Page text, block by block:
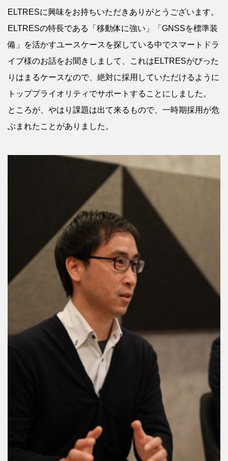
ELTRESに興味をお持ちいただきありがとうございます。
ELTRESの特長である「移動体に強い」「GNSSを標準装
備」を活かすユースケースを探している中でスマートドラ
イブ様のお話をお聞きしまして、これはELTRESがぴった
りはまるケースなので、絶対に採用していただけるように
トッププライオリティでサポートすることにしました。
ところが、やはり課題は出て来るもので、一時期採用が危
ぶまれたことがありました。